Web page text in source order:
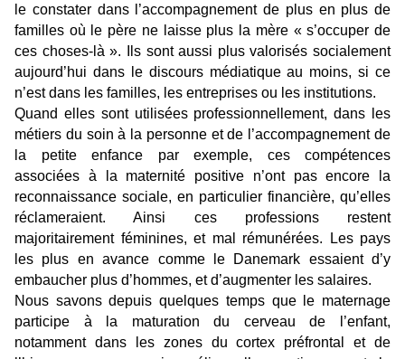
le constater dans l’accompagnement de plus en plus de
familles où le père ne laisse plus la mère « s’occuper de
ces choses-là ». Ils sont aussi plus valorisés socialement
aujourd’hui dans le discours médiatique au moins, si ce
n’est dans les familles, les entreprises ou les institutions.
Quand elles sont utilisées professionnellement, dans les
métiers du soin à la personne et de l’accompagnement de
la petite enfance par exemple, ces compétences
associées à la maternité positive n’ont pas encore la
reconnaissance sociale, en particulier financière, qu’elles
réclameraient. Ainsi ces professions restent
majoritairement féminines, et mal rémunérées. Les pays
les plus en avance comme le Danemark essaient d’y
embaucher plus d’hommes, et d’augmenter les salaires.
Nous savons depuis quelques temps que le maternage
participe à la maturation du cerveau de l’enfant,
notamment dans les zones du cortex préfrontal et de